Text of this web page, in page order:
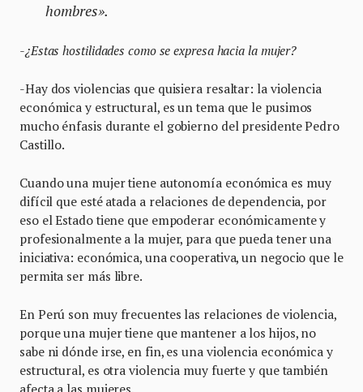
hombres».
-¿Estas hostilidades como se expresa hacia la mujer?
-Hay dos violencias que quisiera resaltar: la violencia
económica y estructural, es un tema que le pusimos
mucho énfasis durante el gobierno del presidente Pedro
Castillo.
Cuando una mujer tiene autonomía económica es muy
difícil que esté atada a relaciones de dependencia, por
eso el Estado tiene que empoderar económicamente y
profesionalmente a la mujer, para que pueda tener una
iniciativa: económica, una cooperativa, un negocio que le
permita ser más libre.
En Perú son muy frecuentes las relaciones de violencia,
porque una mujer tiene que mantener a los hijos, no
sabe ni dónde irse, en fin, es una violencia económica y
estructural, es otra violencia muy fuerte y que también